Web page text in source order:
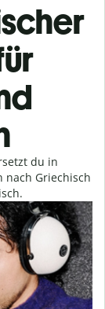
du in
nach Griechisch